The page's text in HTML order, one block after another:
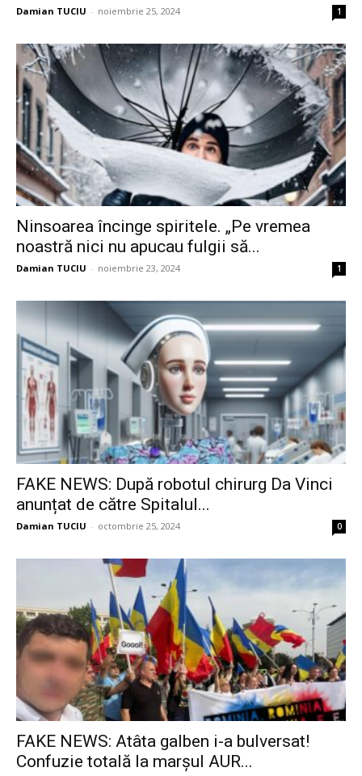
Damian TUCIU - noiembrie 25, 2024 1
Ninsoarea încinge spiritele. „Pe vremea
noastră nici nu apucau fulgii să...
Damian TUCIU - noiembrie 23, 2024 1
FAKE NEWS: După robotul chirurg Da Vinci
anunțat de către Spitalul...
Damian TUCIU - octombrie 25, 2024 0
FAKE NEWS: Atâta galben i-a bulversat!
Confuzie totală la marșul AUR...